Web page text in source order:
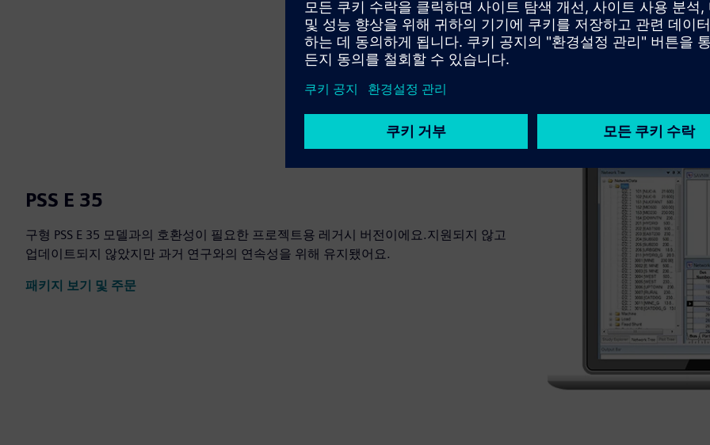
PSS E 35
구형 PSS E 35 모델과의 호환성이 필요한 프로젝트용 레거시 버전이에요.지원되지 않고
업데이트되지 않았지만 과거 연구와의 연속성을 위해 유지됐어요.
패키지 보기 및 주문